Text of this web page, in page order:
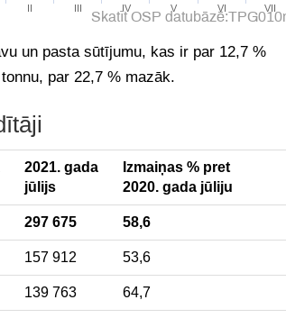
un pasta sūtījumu, kas ir par 12,7 %
par 22,7 % mazāk.
2021. gada
jūlijs
Izmaiņas % pret
2020. gada jūliju
297 675 58,6
157 912 53,6
139 763 64,7